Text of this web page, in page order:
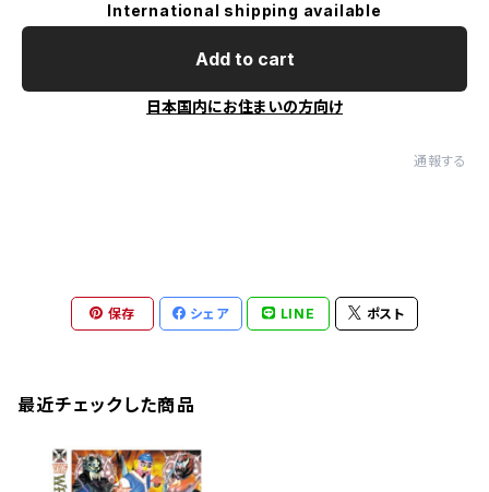
International shipping available
Add to cart
日本国内にお住まいの方向け
通報する
保存 シェア LINE ポスト
最近チェックした商品